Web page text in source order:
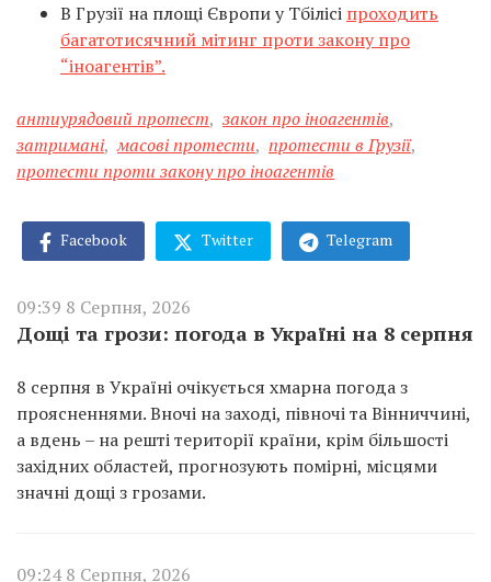
В Грузії на площі Європи у Тбілісі проходить
багатотисячний мітинг проти закону про
“іноагентів”.
антиурядовий протест, закон про іноагентів,
затримані, масові протести, протести в Грузії,
протести проти закону про іноагентів
Facebook Twitter Telegram
09:39 8 Серпня, 2026
Дощі та грози: погода в Україні на 8 серпня
8 серпня в Україні очікується хмарна погода з
проясненнями. Вночі на заході, півночі та Вінниччині,
а вдень – на решті території країни, крім більшості
західних областей, прогнозують помірні, місцями
значні дощі з грозами.
09:24 8 Серпня, 2026